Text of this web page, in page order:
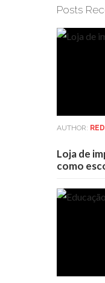
Posts
AUTHOR:
Loja de
como